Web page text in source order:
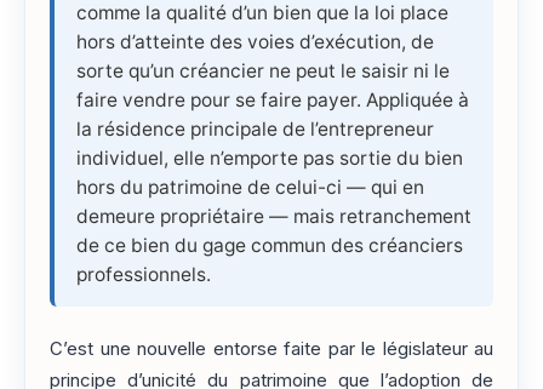
comme la qualité d’un bien que la loi place
hors d’atteinte des voies d’exécution, de
sorte qu’un créancier ne peut le saisir ni le
faire vendre pour se faire payer. Appliquée à
la résidence principale de l’entrepreneur
individuel, elle n’emporte pas sortie du bien
hors du patrimoine de celui-ci — qui en
demeure propriétaire — mais retranchement
de ce bien du gage commun des créanciers
professionnels.
C’est une nouvelle entorse faite par le législateur au
principe d’unicité du patrimoine que l’adoption de